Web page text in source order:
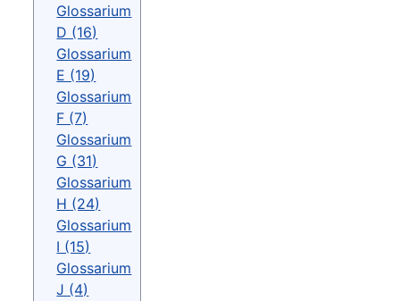
Glossarium
D (16)
Glossarium
E (19)
Glossarium
F (7)
Glossarium
G (31)
Glossarium
H (24)
Glossarium
I (15)
Glossarium
J (4)